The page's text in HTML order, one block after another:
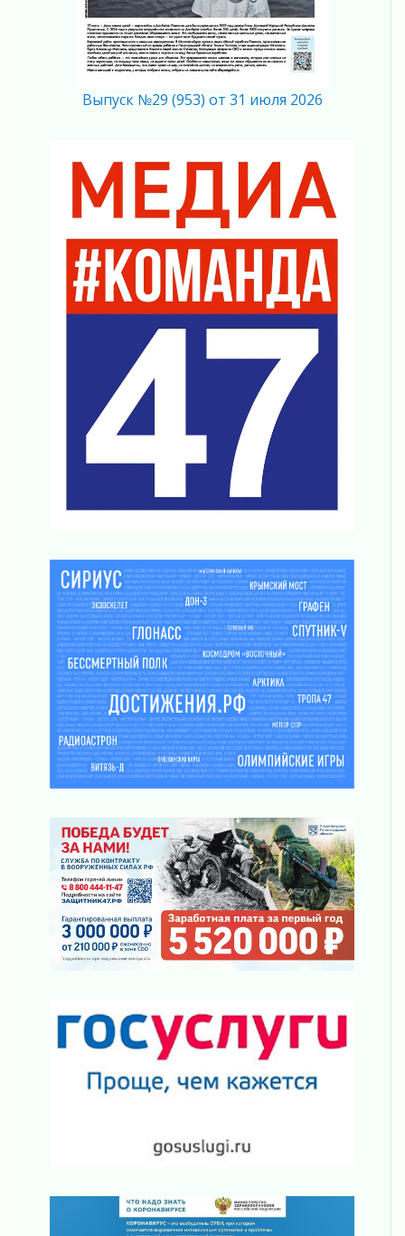
03 августа 2026
Ленобласть отмечает День Воздушно-
десантных войск
02 августа 2026
«Активное лето»
02 августа 2026
регионом и страной
02 августа 2026
Ладога — не пруд
02 августа 2026
ПСК через Гослуслуги напомнит жителям
Ленинградской области о неоплаченных
счетах
02 августа 2026
Пропавшего подростка нашли в Кировском
районе Ленобласти
Жителям Ленобласти напомнили, как
действовать при укусе клеща
02 августа 2026
В Ивангороде назвали новых почетных
граждан Ленинградской области
Готовность №1
отправили на реставрацию
02 августа 2026
Ленобласть внедрила передовую подготовку
операторов БПЛА
02 августа 2026
В Ивангороде появилась «Избушка-
воробушка»
02 августа 2026
Юхла, мука, кантеле и Водяной
01 августа 2026
Лето катится с горки
В Ленобласти открылась экспозиция к 150-
летию Билибина
01 августа 2026
Лето без гаджетов
01 августа 2026
Болезнь девственниц и вампиров
01 августа 2026
В музей всей семьёй
01 августа 2026
Без заявлений и очередей
01 августа 2026
Все силы в кулак
Выпуск №29 (953) от 31 июля 2026